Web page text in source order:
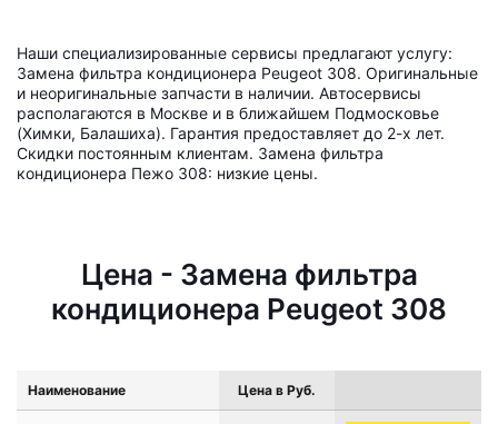
Наши специализированные сервисы предлагают услугу:
Замена фильтра кондиционера Peugeot 308. Оригинальные
и неоригинальные запчасти в наличии. Автосервисы
располагаются в Москве и в ближайшем Подмосковье
(Химки, Балашиха). Гарантия предоставляет до 2-х лет.
Скидки постоянным клиентам. Замена фильтра
кондиционера Пежо 308: низкие цены.
Цена - Замена фильтра
кондиционера Peugeot 308
Наименование Цена в Руб.